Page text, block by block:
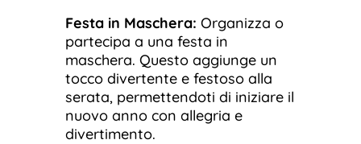
Festa in Maschera: Organizza o
partecipa a una festa in
maschera. Questo aggiunge un
tocco divertente e festoso alla
serata, permettendoti di iniziare il
nuovo anno con allegria e
divertimento.